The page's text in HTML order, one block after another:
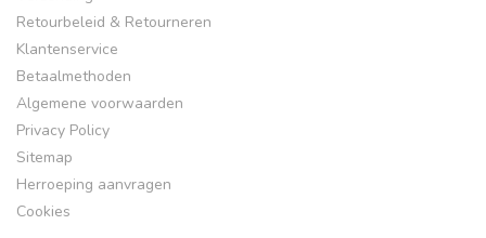
Retourbeleid & Retourneren
Klantenservice
Betaalmethoden
Algemene voorwaarden
Privacy Policy
Sitemap
Herroeping aanvragen
Cookies